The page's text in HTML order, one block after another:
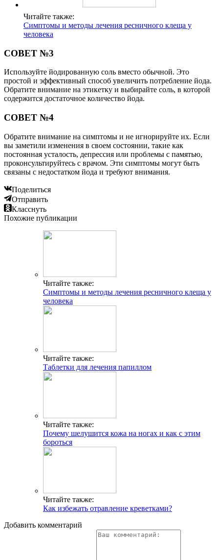
Читайте также:
Симптомы и методы лечения ресничного клеща у
человека
СОВЕТ №3
Используйте йодированную соль вместо обычной. Это
простой и эффективный способ увеличить потребление йода.
Обратите внимание на этикетку и выбирайте соль, в которой
содержится достаточное количество йода.
СОВЕТ №4
Обратите внимание на симптомы и не игнорируйте их. Если
вы заметили изменения в своем состоянии, такие как
постоянная усталость, депрессия или проблемы с памятью,
проконсультируйтесь с врачом. Эти симптомы могут быть
связаны с недостатком йода и требуют внимания.
Поделиться
Отправить
Класснуть
Похожие публикации
Читайте также:
Симптомы и методы лечения ресничного клеща у
человека
Читайте также:
Таблетки для лечения папиллом
Читайте также:
Почему шелушится кожа на ногах и как с этим
бороться
Читайте также:
Как избежать отравление креветками?
Добавить комментарий